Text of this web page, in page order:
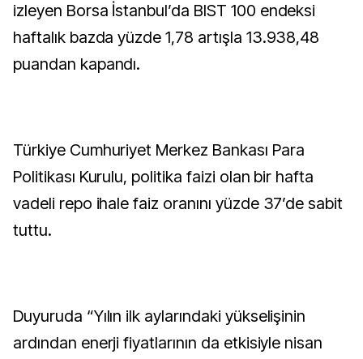
izleyen Borsa İstanbul’da BIST 100 endeksi
haftalık bazda yüzde 1,78 artışla 13.938,48
puandan kapandı.
Türkiye Cumhuriyet Merkez Bankası Para
Politikası Kurulu, politika faizi olan bir hafta
vadeli repo ihale faiz oranını yüzde 37’de sabit
tuttu.
Duyuruda “Yılın ilk aylarındaki yükselişinin
ardından enerji fiyatlarının da etkisiyle nisan